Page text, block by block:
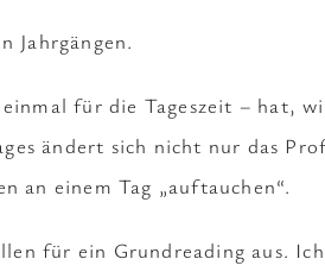
Jahrgängen.
für die Tageszeit – hat,
ändert sich nicht nur das
an einem Tag „auftauchen“.
für ein Grundreading aus. Ich